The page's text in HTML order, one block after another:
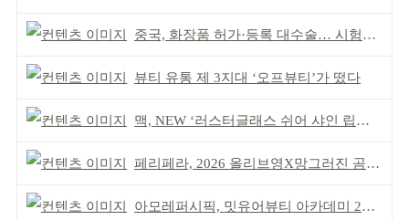
중국, 화장품 허가·등록 대수술… 시험자료 공용 허용
뷰티 유통 제 3지대 ‘오프뷰티’가 떴다
맥, NEW ‘러스터글래스 쉬어 샤인 립스틱’ 출시
페리페라, 2026 올리브영X망그러진 곰 콜라보
아모레퍼시픽, 밋유어뷰티 아카데미 2기 발대식